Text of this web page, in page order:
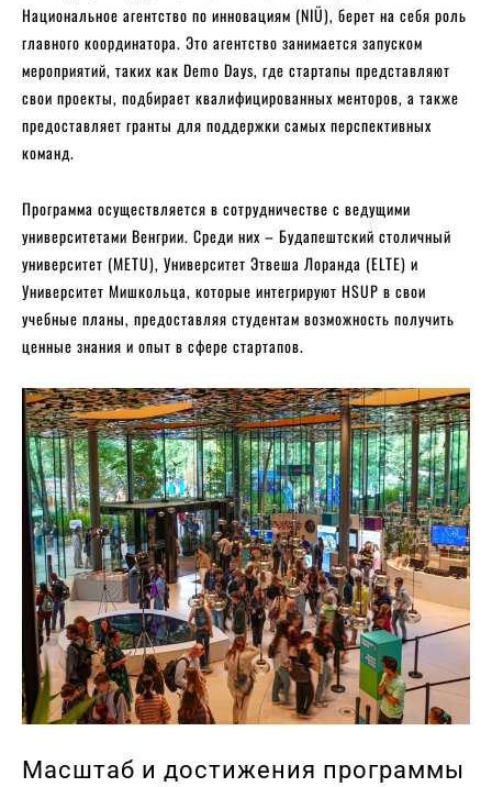
Национальное агентство по инновациям (NIÜ), берет на себя роль
главного координатора. Это агентство занимается запуском
мероприятий, таких как Demo Days, где стартапы представляют
свои проекты, подбирает квалифицированных менторов, а также
предоставляет гранты для поддержки самых перспективных
команд.
Программа осуществляется в сотрудничестве с ведущими
университетами Венгрии. Среди них – Будапештский столичный
университет (METU), Университет Этвеша Лоранда (ELTE) и
Университет Мишкольца, которые интегрируют HSUP в свои
учебные планы, предоставляя студентам возможность получить
ценные знания и опыт в сфере стартапов.
Масштаб и достижения программы